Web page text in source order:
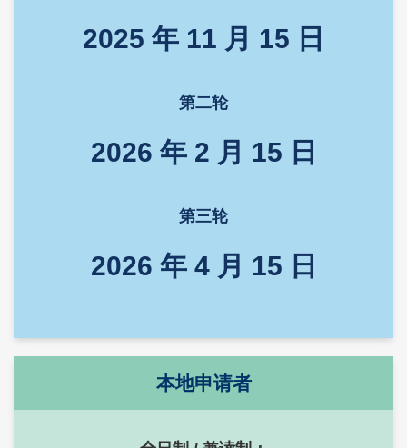
2025 年 11 月 15 日
第二轮
2026 年 2 月 15 日
第三轮
2026 年 4 月 15 日
本地申请者